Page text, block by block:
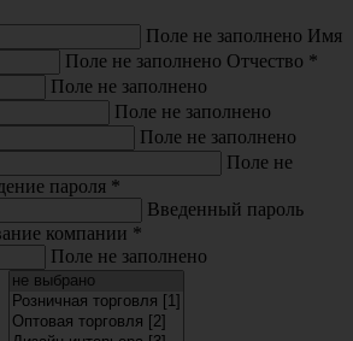
Поле не заполнено Имя
Поле не заполнено Отчество *
Поле не заполнено
Поле не заполнено
Поле не заполнено
Поле не
пароля *
Введенный пароль
компании *
Поле не заполнено